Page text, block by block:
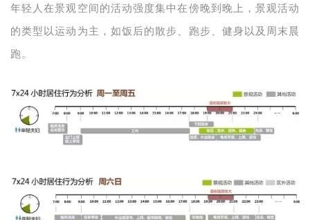
年轻人在景观空间的活动强度集中在傍晚到晚上，景观活动
的类型以运动为主，如饭后的散步、跑步、健身以及周末晨
跑。